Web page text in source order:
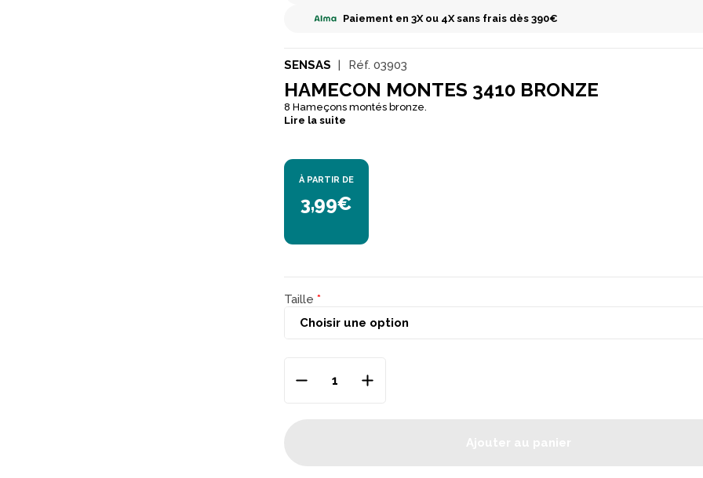
Paiement en 3X ou 4X sans frais dès 390€
SENSAS Réf. 03903
HAMECON MONTES 3410 BRONZE
8 Hameçons montés bronze.
Lire la suite
À PARTIR DE
3,99€
Taille